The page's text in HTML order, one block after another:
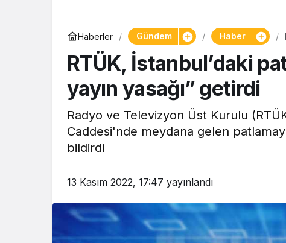
Haberler Gündem Haber
RTÜK, İstanbul’daki
yayın yasağı” getirdi
Radyo ve Televizyon Üst Kurulu
Caddesi'nde meydana gelen
bildirdi
13 Kasım 2022, 17:47 yayınlandı
Yaşam
Tam ölçüsüyle
pastaneye
Şekerpare